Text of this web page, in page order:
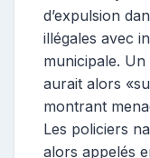
d’expulsion
illégales avec
municipale.
aurait alors
montrant
Les policiers
alors appelés